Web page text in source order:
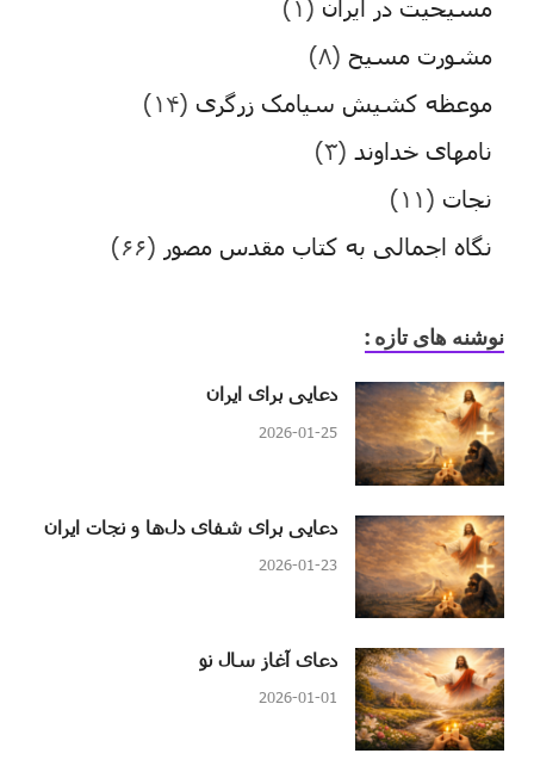
مسیحیت در ایران (۱)
مشورت مسیح (۸)
موعظه کشیش سیامک زرگری (۱۴)
نامهای خداوند (۳)
نجات (۱۱)
نگاه اجمالی به کتاب مقدس مصور (۶۶)
نوشنه های تازه :
دعایی برای ایران
2026-01-25
دعایی برای شفای دل‌ها و نجات ایران
2026-01-23
دعای آغاز سال نو
2026-01-01